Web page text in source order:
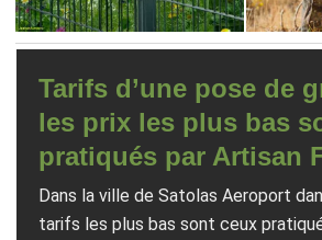
Tarifs d’une pose de
les prix les plus bas
pratiqués par Artisan
Dans la ville de Satolas Aeroport
tarifs les plus bas sont ceux